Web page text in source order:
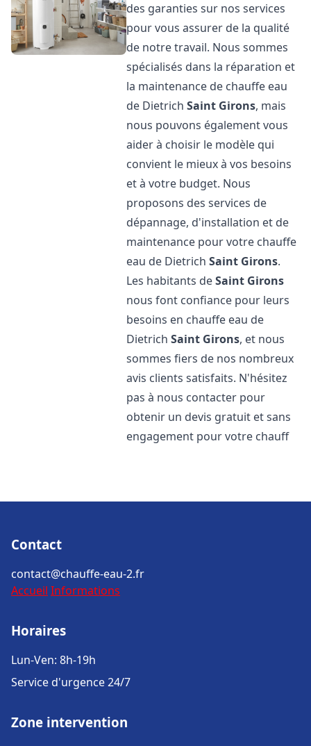
des garanties sur nos services
pour vous assurer de la qualité
de notre travail. Nous sommes
spécialisés dans la réparation et
la maintenance de chauffe eau
de DietrichSaint Girons, mais
nous pouvons également vous
aider à choisir le modèle qui
convient le mieux à vos besoins
et à votre budget. Nous
proposons des services de
dépannage, d'installation et de
maintenance pour votre chauffe
eau de DietrichSaint Girons.
Les habitants deSaint Girons
nous font confiance pour leurs
besoins en chauffe eau de
DietrichSaint Girons, et nous
sommes fiers de nos nombreux
avis clients satisfaits. N'hésitez
pas à nous contacter pour
obtenir un devis gratuit et sans
engagement pour votre chauff
Contact
contact@chauffe-eau-2.fr
Accueil Informations
Horaires
Lun-Ven: 8h-19h
Service d'urgence 24/7
Zone intervention